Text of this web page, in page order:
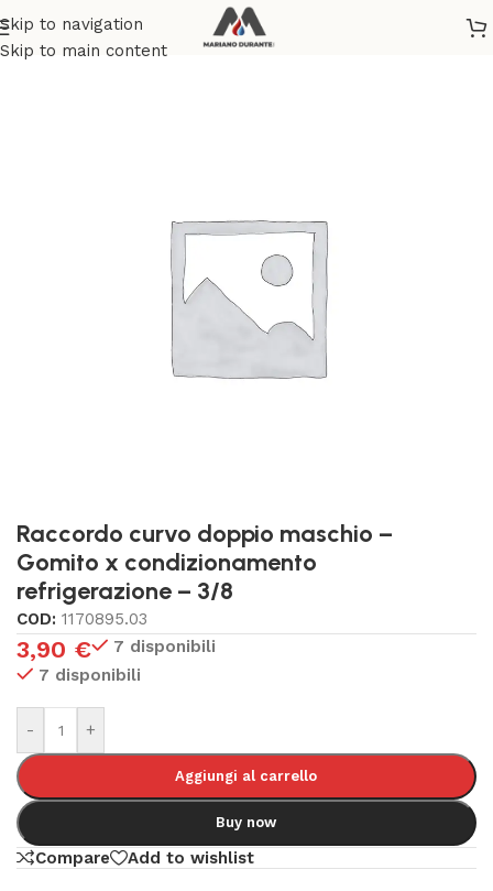
Skip to navigation
Skip to main content
Home
Raccordo curvo doppio maschio –
Gomito x condizionamento
refrigerazione – 3/8
COD: 1170895.03
3,90 €
7 disponibili
7 disponibili
- +
Aggiungi al carrello
Buy now
Compare Add to wishlist